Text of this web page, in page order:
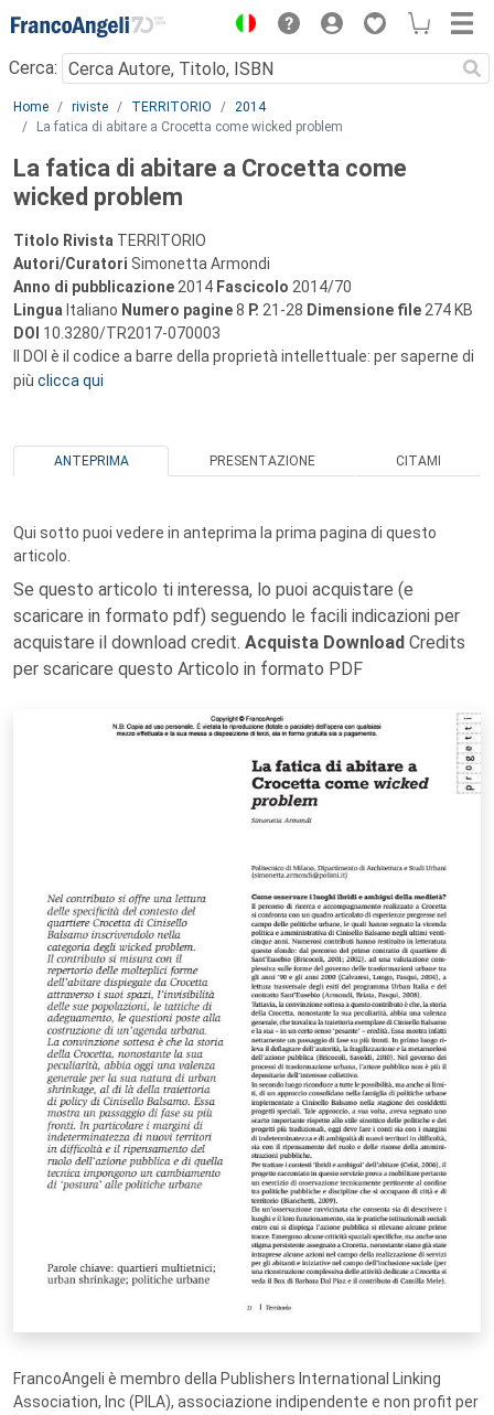
Menu
Cerca:
Main content
Home riviste TERRITORIO
2014
La fatica di abitare a Crocetta come wicked problem
La fatica di abitare a Crocetta come
wicked problem
Titolo Rivista TERRITORIO
Autori/Curatori Simonetta Armondi
Anno di pubblicazione 2014 Fascicolo 2014/70
Lingua Italiano Numero pagine8 P. 21-28 Dimensione file 274 KB
DOI 10.3280/TR2017-070003
Il DOI è il codice a barre della proprietà intellettuale: per saperne di
più clicca qui
ANTEPRIMA PRESENTAZIONE CITAMI
Qui sotto puoi vedere in anteprima la prima pagina di questo
articolo.
Se questo articolo ti interessa, lo puoi acquistare (e
scaricare in formato pdf) seguendo le facili indicazioni per
acquistare il download credit. Acquista Download Credits
per scaricare questo Articolo in formato PDF
FrancoAngeli è membro della Publishers International Linking
Association, Inc (PILA), associazione indipendente e non profit per